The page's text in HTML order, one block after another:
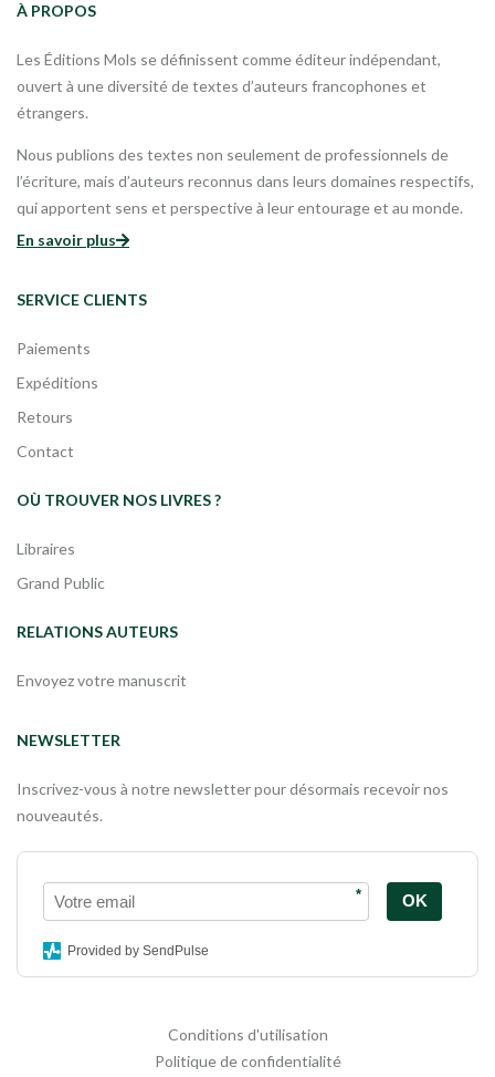
À PROPOS
Les Éditions Mols se définissent comme éditeur indépendant,
ouvert à une diversité de textes d’auteurs francophones et
étrangers.
Nous publions des textes non seulement de professionnels de
l’écriture, mais d’auteurs reconnus dans leurs domaines respectifs,
qui apportent sens et perspective à leur entourage et au monde.
En savoir plus
SERVICE CLIENTS
Paiements
Expéditions
Retours
Contact
OÙ TROUVER NOS LIVRES ?
Libraires
Grand Public
RELATIONS AUTEURS
Envoyez votre manuscrit
NEWSLETTER
Inscrivez-vous à notre newsletter pour désormais recevoir nos
nouveautés.
* OK
Provided by SendPulse
Conditions d'utilisation
Politique de confidentialité